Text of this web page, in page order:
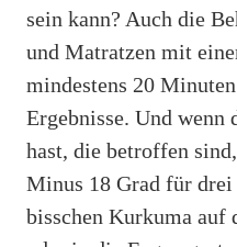
sein kann? Auch die
und Matratzen mit
mindestens 20
Ergebnisse. Und wenn
hast, die betroffen
Minus 18 Grad für
bisschen Kurkuma auf